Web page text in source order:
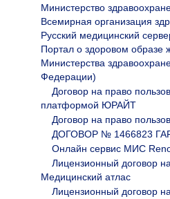
Министерство
Всемирная организация
Русский медицинский
Портал о здоровом образе
Министерства
Федерации)
Договор на право
платформой ЮРАЙТ
Договор на право
ДОГОВОР № 1466823
Онлайн сервис МИС
Лицензионный договор
Медицинский атлас
Лицензионный договор